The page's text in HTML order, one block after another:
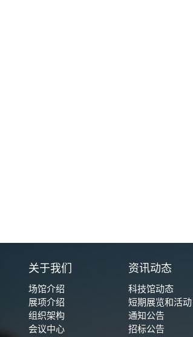
关于我们
场馆介绍
展项介绍
组织架构
会议中心
资讯动态
科技馆动态
短期展览和活动
通知公告
招标公告